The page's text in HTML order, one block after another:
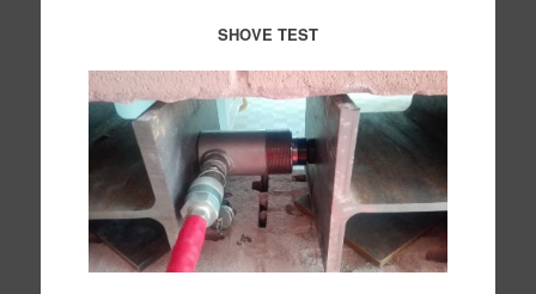
SHOVE TEST